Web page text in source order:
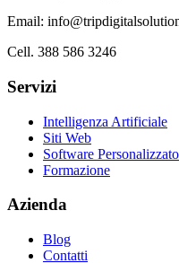
Email:
Cell. 388 586 3246
Servizi
Intelligenza Artificiale
Siti Web
Software Personalizzato
Formazione
Azienda
Blog
Contatti